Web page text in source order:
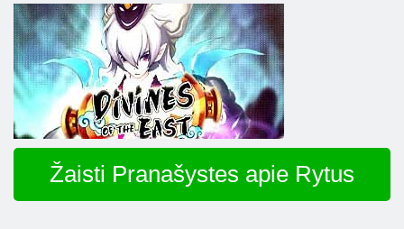
Žaisti Pranašystes apie Rytus